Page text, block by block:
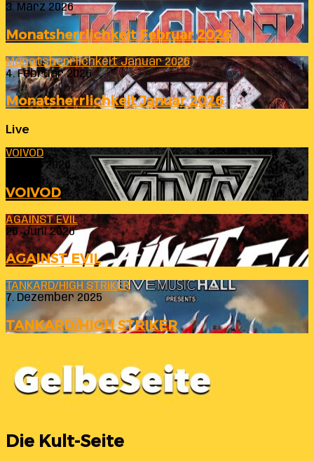
3. März 2026
Monatsherrlichkeit Februar 2026
Monatsherrlichkeit Januar 2026
4. Februar 2026
Monatsherrlichkeit Januar 2026
Live
VOIVOD
23. Juli 2026
VOIVOD
AGAINST EVIL
26. Juni 2026
AGAINST EVIL
TANKARD/HIGH STRIKER
7. Dezember 2025
TANKARD/HIGH STRIKER
Die Kult-Seite